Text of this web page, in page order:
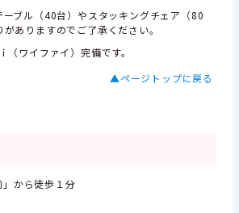
ーブル（40台）やスタッキングチェア（80
ありますのでご了承ください。
（ワイファイ）完備です。
▲ページトップに戻る
から徒歩１分